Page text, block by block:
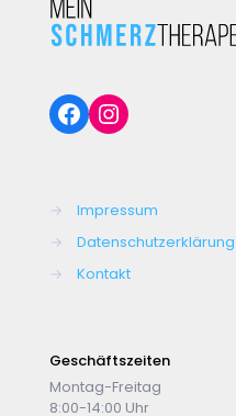
Facebook
Instagram
→
Impressum
→
Datenschutzerklärung
→
Kontakt
Geschäftszeiten
Montag-Freitag
8:00-14:00 Uhr